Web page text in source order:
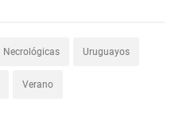
Necrológicas Uruguayos
Verano